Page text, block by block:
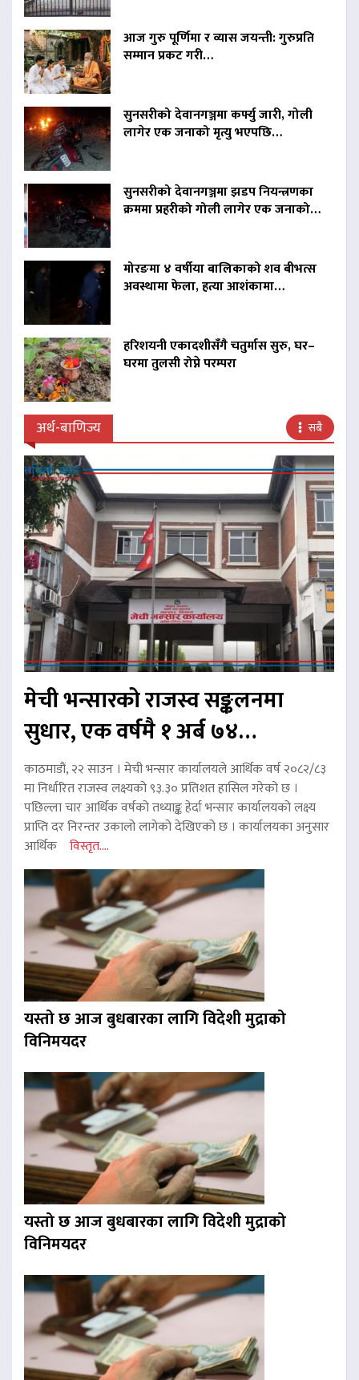
आज गुरु पूर्णिमा र व्यास जयन्ती: गुरुप्रति
सम्मान प्रकट गरी…
सुनसरीको देवानगञ्जमा कर्फ्यु जारी, गोली
लागेर एक जनाको मृत्यु भएपछि…
सुनसरीको देवानगञ्जमा झडप नियन्त्रणका
क्रममा प्रहरीको गोली लागेर एक जनाको…
मोरङमा ४ वर्षीया बालिकाको शव बीभत्स
अवस्थामा फेला, हत्या आशंकामा…
हरिशयनी एकादशीसँगै चतुर्मास सुरु, घर–
घरमा तुलसी रोप्ने परम्परा
अर्थ-बाणिज्य सबै
मेची भन्सारको राजस्व सङ्कलनमा
सुधार, एक वर्षमै १ अर्ब ७४…
काठमाडौं, २२ साउन । मेची भन्सार कार्यालयले आर्थिक वर्ष २०८२/८३
मा निर्धारित राजस्व लक्ष्यको ९३.३० प्रतिशत हासिल गरेको छ ।
पछिल्ला चार आर्थिक वर्षको तथ्याङ्क हेर्दा भन्सार कार्यालयको लक्ष्य
प्राप्ति दर निरन्तर उकालो लागेको देखिएको छ । कार्यालयका अनुसार
आर्थिक विस्तृत....
यस्तो छ आज बुधबारका लागि विदेशी मुद्राको
विनिमयदर
यस्तो छ आज बुधबारका लागि विदेशी मुद्राको
विनिमयदर